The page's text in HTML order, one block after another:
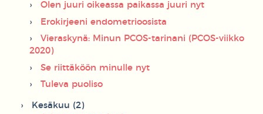
Olen juuri oikeassa paikassa juuri nyt
Erokirjeeni endometrioosista
Vieraskynä: Minun PCOS-tarinani (PCOS-viikko
2020)
Se riittäköön minulle nyt
Tuleva puoliso
Kesäkuu (2)